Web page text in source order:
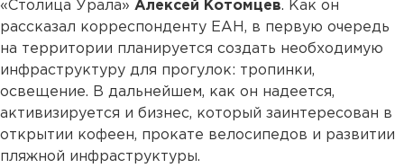
«Столица Урала» Алексей Котомцев. Как он
рассказал корреспонденту ЕАН, в первую очередь
на территории планируется создать необходимую
инфраструктуру для прогулок: тропинки,
освещение. В дальнейшем, как он надеется,
активизируется и бизнес, который заинтересован в
открытии кофеен, прокате велосипедов и развитии
пляжной инфраструктуры.